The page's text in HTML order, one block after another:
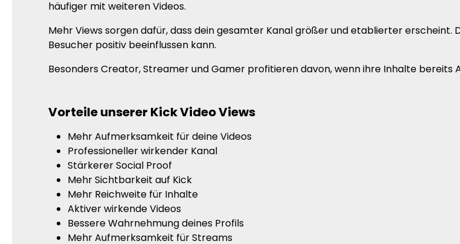
häufiger mit weiteren Videos.
Mehr Views sorgen dafür, dass dein gesamter Kanal größer und etablierter
Besucher positiv beeinflussen kann.
Besonders Creator, Streamer und Gamer profitieren davon, wenn ihre Inhalte bereits
Vorteile unserer Kick Video Views
Mehr Aufmerksamkeit für deine Videos
Professioneller wirkender Kanal
Stärkerer Social Proof
Mehr Sichtbarkeit auf Kick
Mehr Reichweite für Inhalte
Aktiver wirkende Videos
Bessere Wahrnehmung deines Profils
Mehr Aufmerksamkeit für Streams